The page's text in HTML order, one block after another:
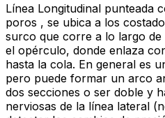
Línea Longitudinal punteada
poros , se ubica a los
surco que corre a lo largo
el opérculo, donde enlaza
hasta la cola. En general es
pero puede formar un arco
dos secciones o ser doble y
nerviosas de la línea lateral